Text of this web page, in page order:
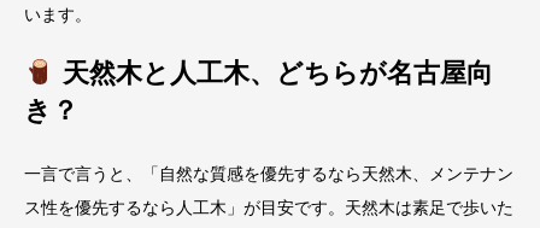
います。
天然木と人工木、どちらが名古屋向
き？
一言で言うと、「自然な質感を優先するなら天然木、メンテナン
ス性を優先するなら人工木」が目安です。天然木は素足で歩いた